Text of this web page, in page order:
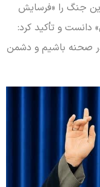
جنگ را «فرسایش
و تأکید کرد:
صحنه باشیم و دشمن